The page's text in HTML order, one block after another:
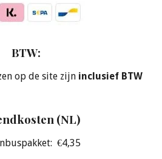
BTW:
op de site zijn inclusief BTW
(NL)
€4,35